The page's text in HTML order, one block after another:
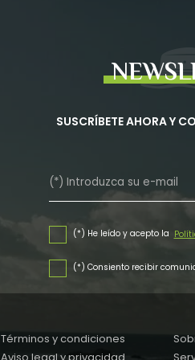
SUSCRÍBETE AHORA Y
(*) He leído y acepto la
(*) Consiento recibir
Términos y condiciones
Aviso legal y privacidad